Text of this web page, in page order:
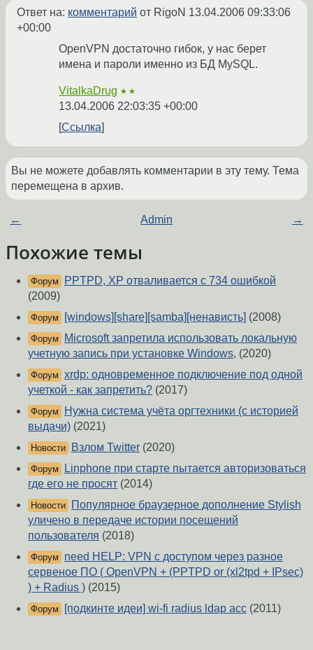
Ответ на: комментарий от RigoN 13.04.2006 09:33:06
+00:00
OpenVPN достаточно гибок, у нас берет
имена и пароли именно из БД MySQL.
VitalkaDrug ★★
13.04.2006 22:03:35 +00:00
Ссылка
Вы не можете добавлять комментарии в эту тему. Тема
перемещена в архив.
← Admin →
Похожие темы
Форум
PPTPD, XP отваливается с 734 ошибкой
(2009)
Форум [windows][share][samba][ненависть] (2008)
Форум
Microsoft запретила использовать локальную
учетную запись при установке Windows, (2020)
Форум xrdp: одновременное подключение под одной
учеткой - как запретить? (2017)
Форум
Нужна система учёта оргтехники (с историей
выдачи) (2021)
Новости Взлом Twitter (2020)
Форум
Linphone при старте пытается авторизоваться
где его не просят (2014)
Новости
Популярное браузерное дополнение Stylish
уличено в передаче истории посещений
пользователя (2018)
Форум
need HELP: VPN с доступом через разное
сервеное ПО ( OpenVPN + (PPTPD or (xl2tpd + IPsec)
) + Radius ) (2015)
Форум [подкинте идеи] wi-fi radius ldap acc (2011)